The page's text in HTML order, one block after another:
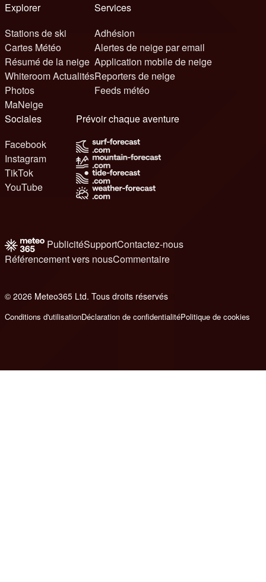
Explorer
Stations de ski
Cartes Météo
Résumé de la neige
Whiteroom Actualités
Photos
MaNeige
Services
Adhésion
Alertes de neige par email
Application mobile de neige
Reporters de neige
Feeds météo
Sociales
Facebook
Instagram
TikTok
YouTube
Prévoir chaque aventure
PublicitéSupportContactez-nous
Référencement vers nousCommentaire
© 2026 Meteo365 Ltd. Tous droits réservés
Conditions d'utilisationDéclaration de confidentialitéPolitique de cookies